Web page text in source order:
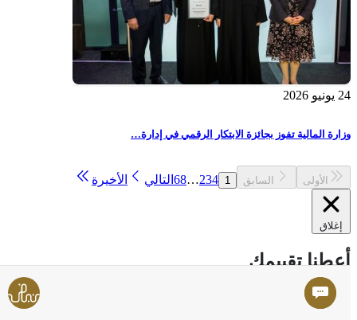
24 يونيو 2026
وزارة المالية تفوز بجائزة الابتكار الرقمي في إدارة…
الأولى السابق 1
234
…
68 التالي الأخيرة
إغلاق
أعطنا تقييمك
أعطنا تقييمك